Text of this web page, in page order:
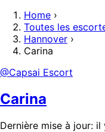
Home ›
Toutes les
Hannover ›
Carina
@Capsai Escort
Carina
Dernière mise à jour: il